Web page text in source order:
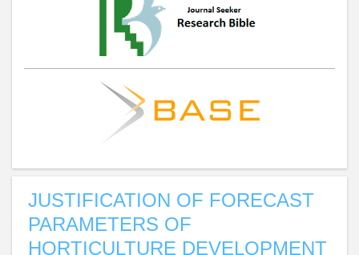
JUSTIFICATION OF FORECAST
PARAMETERS OF
HORTICULTURE DEVELOPMENT